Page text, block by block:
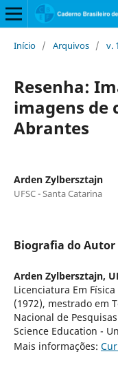
Início / Arquivos / v.
Resenha:
imagens de
Abrantes
Arden Zylbersztajn
UFSC - Santa Catarina
Biografia do Autor
Arden Zylbersztajn,
Licenciatura Em
(1972), mestrado em
Nacional de
Science Education -
Mais informações: